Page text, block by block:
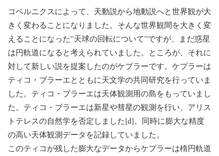
コペルニクスによって、天動説から地動説へと世界観が大
きく変わることになりました。そんな世界観間を大きく変
えることになった”天球の回転について”ですが、まだ惑星
は円軌道になると考えられていました。ところが、それに
対して新しい説を提案したのがケプラーです。ケプラーは
ティコ・ブラーエとともに天文学の共同研究を行っていま
した。ティコ・ブラーエは天体観測用の島をもっていまし
た。ティコ・ブラーエは新星や彗星の観測を行い、アリス
トテレスの自然学を否定しました[d]。同時に膨大な精度
の高い天体観測データを記録していました。
このティコが残した膨大なデータからケプラーは楕円軌道